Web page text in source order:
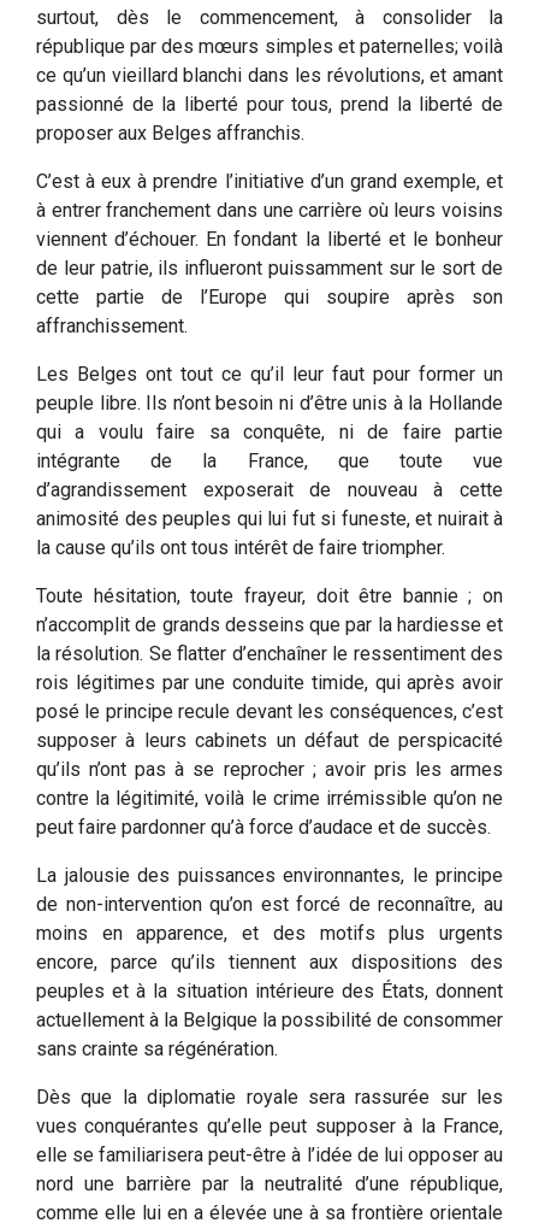
surtout, dès le commencement, à consolider la
république par des mœurs simples et paternelles; voilà
ce qu’un vieillard blanchi dans les révolutions, et amant
passionné de la liberté pour tous, prend la liberté de
proposer aux Belges affranchis.
C’est à eux à prendre l’initiative d’un grand exemple, et
à entrer franchement dans une carrière où leurs voisins
viennent d’échouer. En fondant la liberté et le bonheur
de leur patrie, ils influeront puissamment sur le sort de
cette partie de l’Europe qui soupire après son
affranchissement.
Les Belges ont tout ce qu’il leur faut pour former un
peuple libre. Ils n’ont besoin ni d’être unis à la Hollande
qui a voulu faire sa conquête, ni de faire partie
intégrante de la France, que toute vue
d’agrandissement exposerait de nouveau à cette
animosité des peuples qui lui fut si funeste, et nuirait à
la cause qu’ils ont tous intérêt de faire triompher.
Toute hésitation, toute frayeur, doit être bannie ; on
n’accomplit de grands desseins que par la hardiesse et
la résolution. Se flatter d’enchaîner le ressentiment des
rois légitimes par une conduite timide, qui après avoir
posé le principe recule devant les conséquences, c’est
supposer à leurs cabinets un défaut de perspicacité
qu’ils n’ont pas à se reprocher ; avoir pris les armes
contre la légitimité, voilà le crime irrémissible qu’on ne
peut faire pardonner qu’à force d’audace et de succès.
La jalousie des puissances environnantes, le principe
de non-intervention qu’on est forcé de reconnaître, au
moins en apparence, et des motifs plus urgents
encore, parce qu’ils tiennent aux dispositions des
peuples et à la situation intérieure des États, donnent
actuellement à la Belgique la possibilité de consommer
sans crainte sa régénération.
Dès que la diplomatie royale sera rassurée sur les
vues conquérantes qu’elle peut supposer à la France,
elle se familiarisera peut-être à l’idée de lui opposer au
nord une barrière par la neutralité d’une république,
comme elle lui en a élevée une à sa frontière orientale